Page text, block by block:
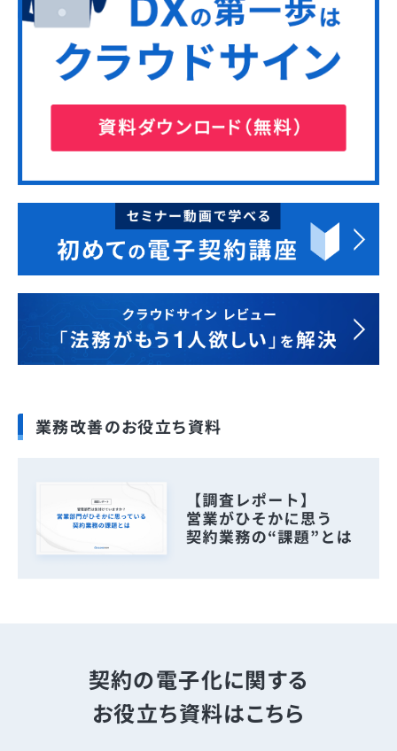
業務改善のお役立ち資料
契約の電子化に関する
お役立ち資料はこちら